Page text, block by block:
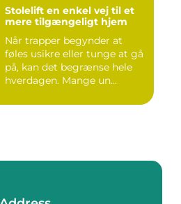
Stolelift en enkel vej til et
mere tilgængeligt hjem
Når trapper begynder at
føles usikre eller tunge at gå
på, kan det begrænse hele
hverdagen. Mange un...